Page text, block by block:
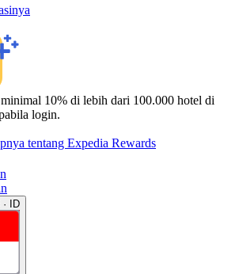
10% di lebih dari 100.000 hotel di
login.
tentang Expedia Rewards
· ID